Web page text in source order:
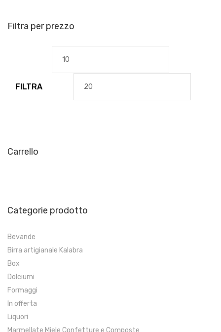
Filtra per prezzo
FILTRA
Carrello
Categorie prodotto
Bevande
Birra artigianale Kalabra
Box
Dolciumi
Formaggi
In offerta
Liquori
Marmellate Miele Confetture e Composte